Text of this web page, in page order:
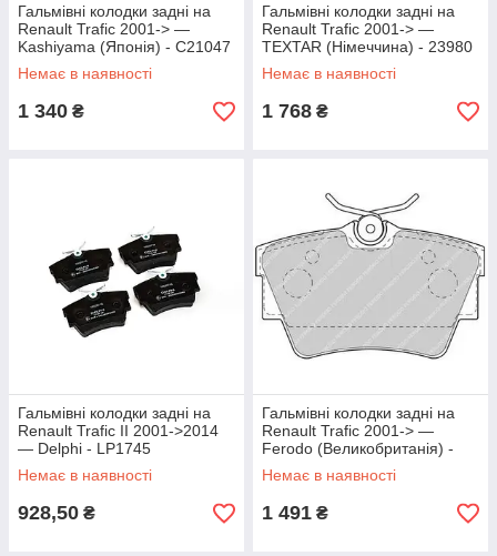
Гальмівні колодки задні на
Renault Trafic 2001-> —
Kashiyama (Японія) - C21047
Немає в наявності
1 340 ₴
Гальмівні колодки задні на
Renault Trafic 2001-> —
TEXTAR (Німеччина) - 23980
17,0 1 4
Немає в наявності
1 768 ₴
Гальмівні колодки задні на
Renault Trafic II 2001->2014
— Delphi - LP1745
Немає в наявності
928,50 ₴
Гальмівні колодки задні на
Renault Trafic 2001-> —
Ferodo (Великобританія) -
FVR1516
Немає в наявності
1 491 ₴